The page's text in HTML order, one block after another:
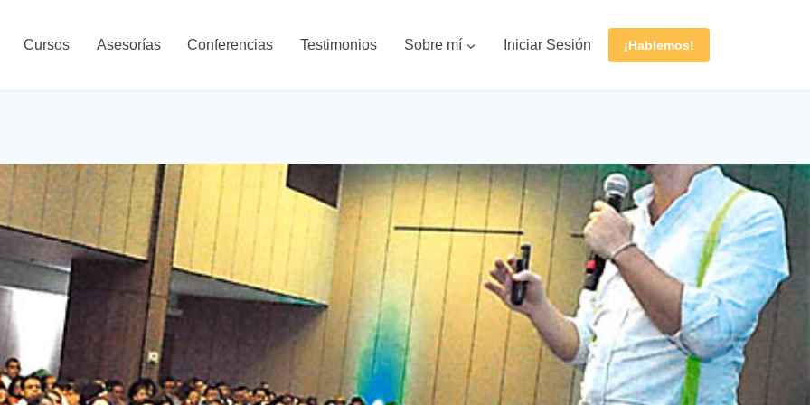
Cursos Asesorías Conferencias Testimonios Sobre mí Iniciar Sesión ¡Hablemos!